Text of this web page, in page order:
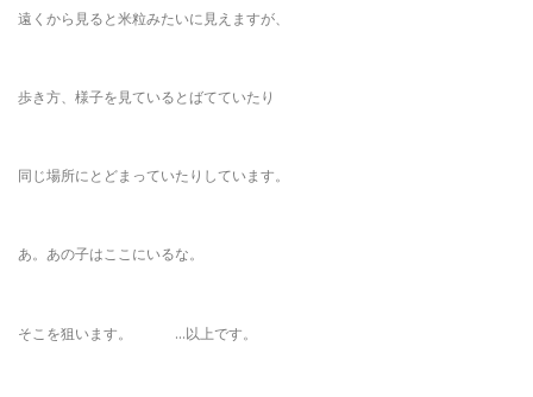
遠くから見ると米粒みたいに見えますが、
歩き方、様子を見ているとばてていたり
同じ場所にとどまっていたりしています。
あ。あの子はここにいるな。
そこを狙います。 …以上です。